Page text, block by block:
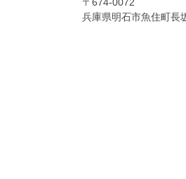
兵庫県明石市魚住町長